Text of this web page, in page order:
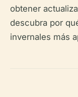
obtener
descubra por
invernales más